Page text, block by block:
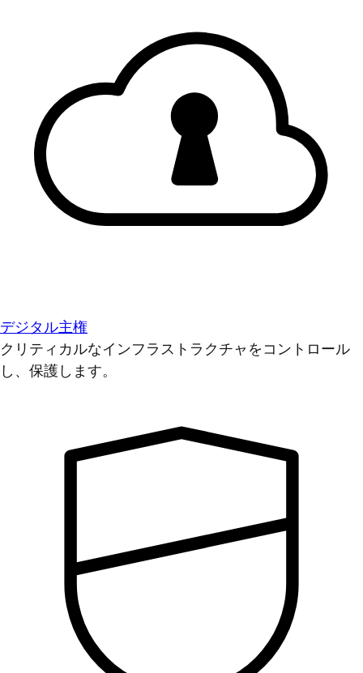
デジタル主権
クリティカルなインフラストラクチャをコントロール
し、保護します。